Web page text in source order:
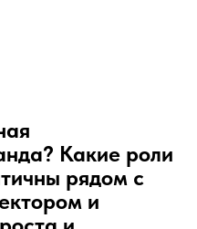
Какие роли
рядом с
и